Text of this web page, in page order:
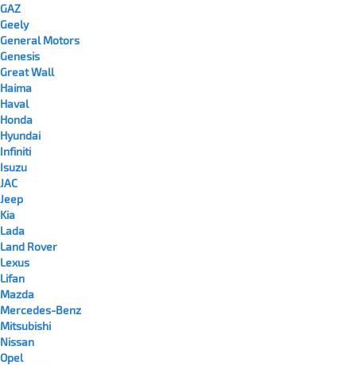
GAZ
Geely
General Motors
Genesis
Great Wall
Haima
Haval
Honda
Hyundai
Infiniti
Isuzu
JAC
Jeep
Kia
Lada
Land Rover
Lexus
Lifan
Mazda
Mercedes-Benz
Mitsubishi
Nissan
Opel